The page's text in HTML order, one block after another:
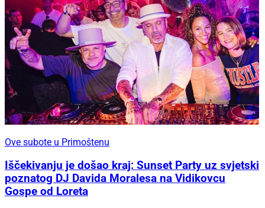
Ove subote u Primoštenu
Iščekivanju je došao kraj: Sunset Party uz svjetski
poznatog DJ Davida Moralesa na Vidikovcu
Gospe od Loreta